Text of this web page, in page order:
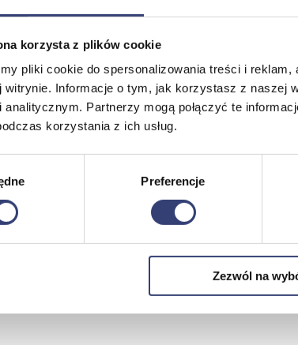
korzysta z plików cookie
pliki cookie do spersonalizowania treści i reklam,
witrynie. Informacje o tym, jak korzystasz z naszej
analitycznym. Partnerzy mogą połączyć te
korzystania z ich usług.
Preferencje
Zezwól na